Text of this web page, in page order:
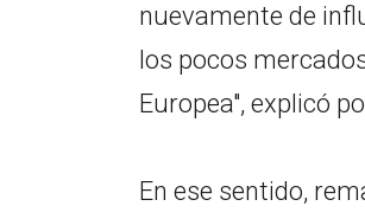
nuevamente de
los pocos
Europea", explicó
En ese sentido,